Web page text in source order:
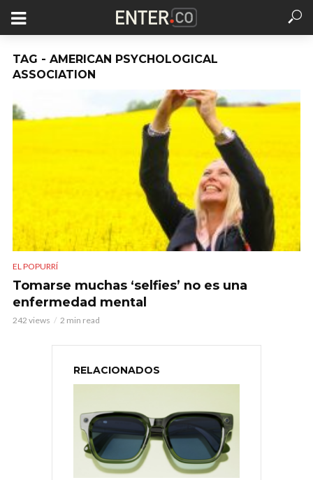
TAG - AMERICAN PSYCHOLOGICAL
ASSOCIATION
EL POPURRÍ
Tomarse muchas ‘selfies’ no es una
enfermedad mental
242 views 2 min read
RELACIONADOS